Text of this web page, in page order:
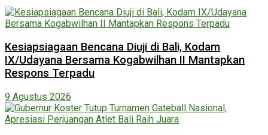
Kesiapsiagaan Bencana Diuji di Bali, Kodam
IX/Udayana Bersama Kogabwilhan II Mantapkan
Respons Terpadu
9 Agustus 2026